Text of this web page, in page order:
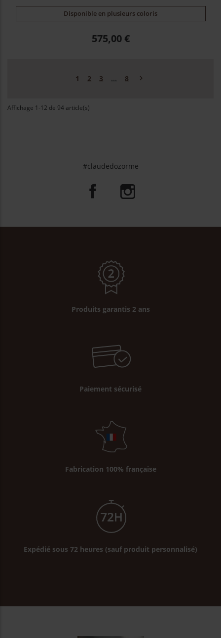
Disponible en plusieurs coloris
Prix
575,00 €
1 2 3 … 8 Suivant

Affichage 1-12 de 94 article(s)
#claudedozorme
Produits garantis 2 ans
Paiement sécurisé
Fabrication 100% française
Expédié sous 72 heures (sauf produit personnalisé)